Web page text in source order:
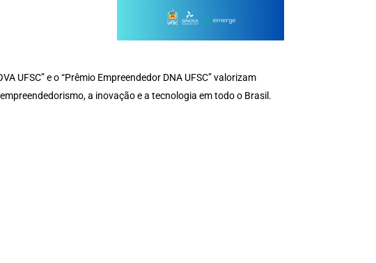
UFSC” e o “Prêmio Empreendedor DNA UFSC” valorizam
a inovação e a tecnologia em todo o Brasil.